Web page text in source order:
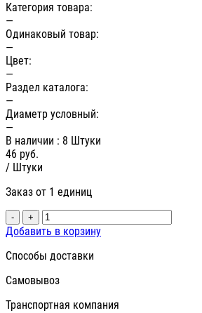
Категория товара:
—
Одинаковый товар:
—
Цвет:
—
Раздел каталога:
—
Диаметр условный:
—
В наличии : 8 Штуки
46 руб.
/ Штуки
Заказ от 1 единиц
- +
Добавить в корзину
Способы доставки
Самовывоз
Транспортная компания